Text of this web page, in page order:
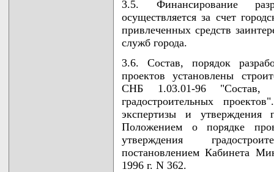
3.5. Финансирование
осуществляется за счет
привлеченных средств
служб города.
3.6. Состав, порядок
проектов установлены
СНБ 1.03.01-96 "Состав,
градостроительных
экспертизы и утверждения
Положением о порядке
утверждения
постановлением Кабинета
1996 г. N 362.